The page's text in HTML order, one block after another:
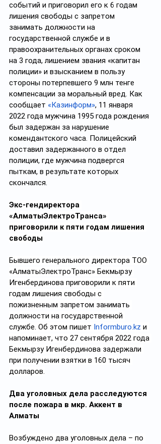
событий и приговорил его к 6 годам
лишения свободы с запретом
занимать должности на
государственной службе и в
правоохранительных органах сроком
на 3 года, лишением звания «капитан
полиции» и взысканием в пользу
стороны потерпевшего 9 млн тенге
компенсации за моральный вред. Как
сообщает «Казинформ», 11 января
2022 года мужчина 1995 года рождения
был задержан за нарушение
комендантского часа. Полицейский
доставил задержанного в отдел
полиции, где мужчина подвергся
пыткам, в результате которых
скончался.
Экс-гендиректора
«АлматыЭлектроТранса»
приговорили к пяти годам лишения
свободы
Бывшего генерального директора ТОО
«АлматыЭлектроТранс» Бекмырзу
Игенбердинова приговорили к пяти
годам лишения свободы с
пожизненным запретом занимать
должности на государственной
службе. Об этом пишет Informburo.kz и
напоминает, что 27 сентября 2022 года
Бекмырзу Игенбердинова задержали
при получении взятки в 160 тысяч
долларов.
Два уголовных дела расследуются
после пожара в мкр. Аккент в
Алматы
Возбуждено два уголовных дела – по